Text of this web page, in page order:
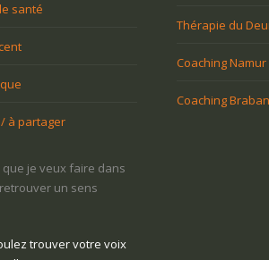
santé
à partager
Thérapie du
Coaching Namur
Coaching
dans
voix
Une tuile m’est tombée dessus et j’ai
perdu tout goût à la vie. Comment m’en